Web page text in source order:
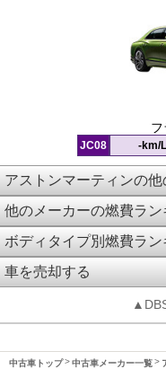
JC08 -km/L
アストンマーティンの
他のメーカーの燃費ラン
ボディタイプ別燃費ラン
車を売却する
中古車トップ 中古車メーカー一覧